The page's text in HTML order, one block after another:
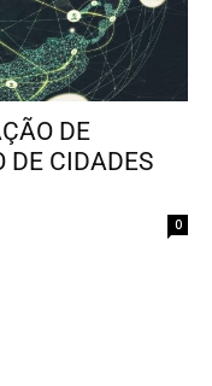
DE
DE CIDADES
0